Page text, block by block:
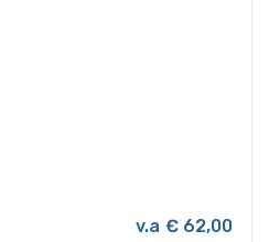
€ 62,00